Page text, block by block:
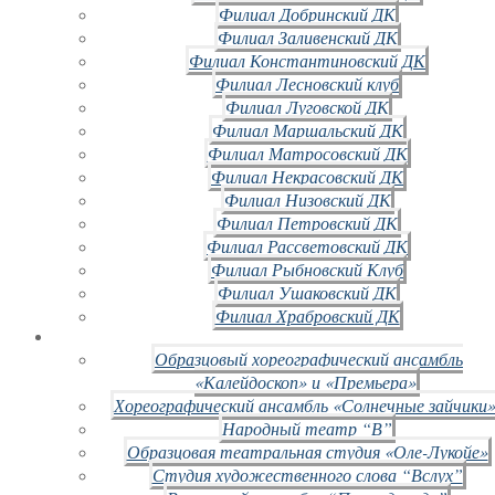
Филиал Добринский ДК
Филиал Заливенский ДК
Филиал Константиновский ДК
Филиал Лесновский клуб
Филиал Луговской ДК
Филиал Маршальский ДК
Филиал Матросовский ДК
Филиал Некрасовский ДК
Филиал Низовский ДК
Филиал Петровский ДК
Филиал Рассветовский ДК
Филиал Рыбновский Клуб
Филиал Ушаковский ДК
Филиал Храбровский ДК
Образцовый хореографический ансамбль
«Калейдоскоп» и «Премьера»
Хореографический ансамбль «Солнечные
Народный театр “В”
Образцовая театральная студия «Оле-Лукойе»
Студия художественного слова “Вслух”